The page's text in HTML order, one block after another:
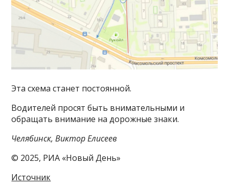
Эта схема станет постоянной.
Водителей просят быть внимательными и
обращать внимание на дорожные знаки.
Челябинск, Виктор Елисеев
© 2025, РИА «Новый День»
Источник